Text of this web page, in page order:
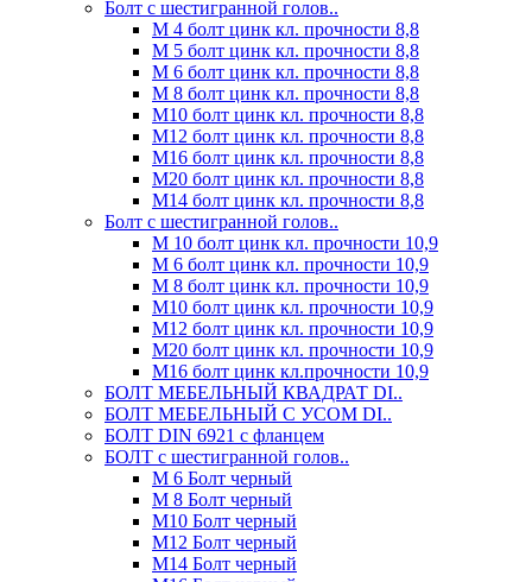
Болт с шестигранной голов..
М 4 болт цинк кл. прочности 8,8
М 5 болт цинк кл. прочности 8,8
М 6 болт цинк кл. прочности 8,8
М 8 болт цинк кл. прочности 8,8
М10 болт цинк кл. прочности 8,8
М12 болт цинк кл. прочности 8,8
М16 болт цинк кл. прочности 8,8
М20 болт цинк кл. прочности 8,8
М14 болт цинк кл. прочности 8,8
Болт с шестигранной голов..
М 10 болт цинк кл. прочности 10,9
М 6 болт цинк кл. прочности 10,9
М 8 болт цинк кл. прочности 10,9
М10 болт цинк кл. прочности 10,9
М12 болт цинк кл. прочности 10,9
М20 болт цинк кл. прочности 10,9
М16 болт цинк кл.прочности 10,9
БОЛТ МЕБЕЛЬНЫЙ КВАДРАТ DI..
БОЛТ МЕБЕЛЬНЫЙ С УСОМ DI..
БОЛТ DIN 6921 c фланцем
БОЛТ с шестигранной голов..
М 6 Болт черный
М 8 Болт черный
М10 Болт черный
М12 Болт черный
М14 Болт черный